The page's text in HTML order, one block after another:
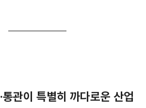
·통관이 특별히 까다로운 산업